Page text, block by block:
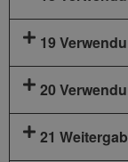
19
20
21